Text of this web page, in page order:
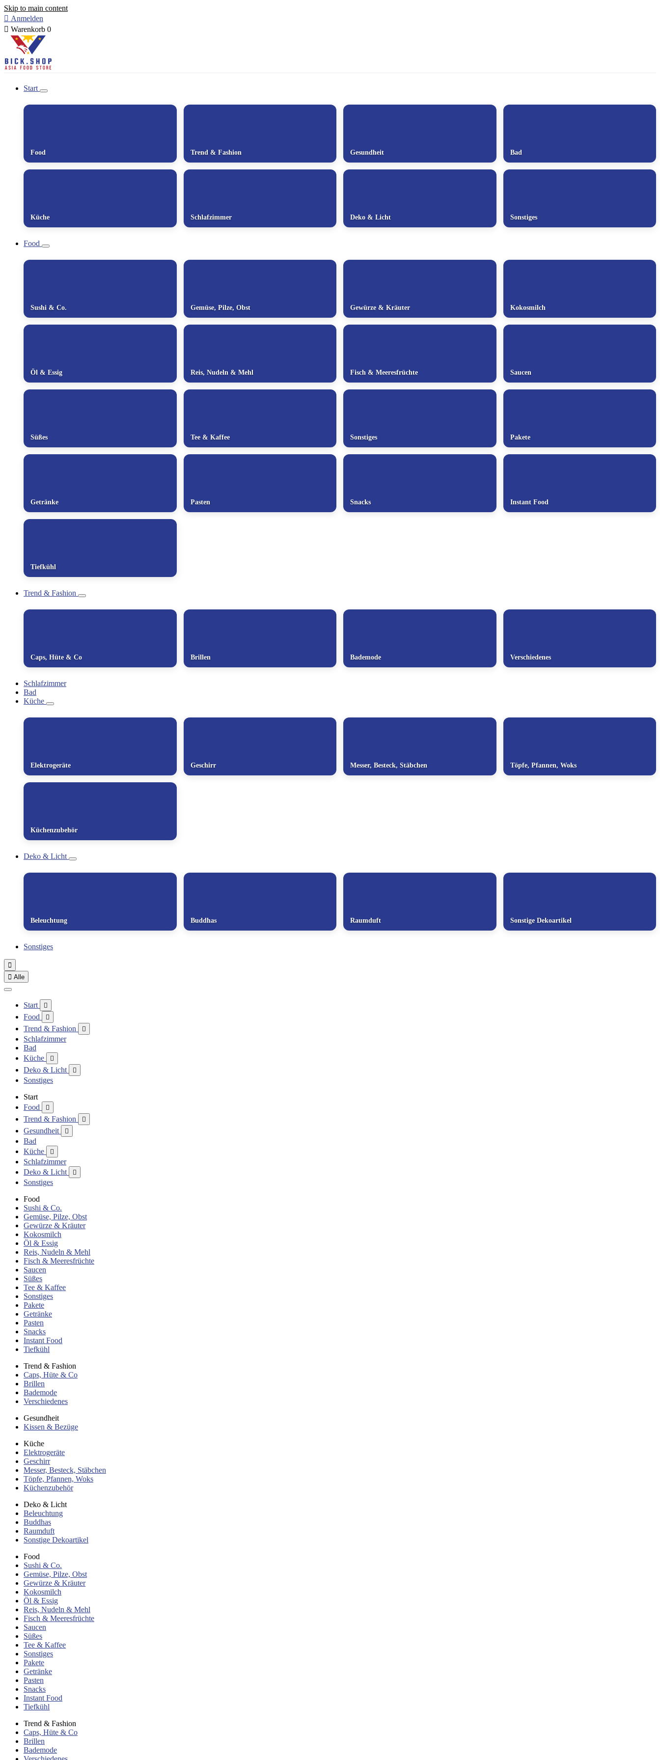
Skip to main content
 Anmelden
 Warenkorb 0
Start
Food Trend & Fashion Gesundheit Bad
Küche Schlafzimmer Deko & Licht Sonstiges
Food
Sushi & Co. Gemüse, Pilze, Obst Gewürze & Kräuter Kokosmilch
Öl & Essig Reis, Nudeln & Mehl Fisch & Meeresfrüchte Saucen
Süßes Tee & Kaffee Sonstiges Pakete
Getränke Pasten Snacks Instant Food
Tiefkühl
Trend & Fashion
Caps, Hüte & Co Brillen Bademode Verschiedenes
Schlafzimmer
Bad
Küche
Elektrogeräte Geschirr Messer, Besteck, Stäbchen Töpfe, Pfannen, Woks
Küchenzubehör
Deko & Licht
Beleuchtung Buddhas Raumduft Sonstige Dekoartikel
Sonstiges

 Alle
Start 
Food 
Trend & Fashion 
Schlafzimmer
Bad
Küche

Deko & Licht 
Sonstiges
Start
Food

Trend & Fashion 
Gesundheit 
Bad
Küche

Schlafzimmer
Deko & Licht

Sonstiges
Food
Sushi & Co.
Gemüse, Pilze, Obst
Gewürze & Kräuter
Kokosmilch
Öl & Essig
Reis, Nudeln & Mehl
Fisch & Meeresfrüchte
Saucen
Süßes
Tee & Kaffee
Sonstiges
Pakete
Getränke
Pasten
Snacks
Instant Food
Tiefkühl
Trend & Fashion
Caps, Hüte & Co
Brillen
Bademode
Verschiedenes
Gesundheit
Kissen & Bezüge
Küche
Elektrogeräte
Geschirr
Messer, Besteck, Stäbchen
Töpfe, Pfannen, Woks
Küchenzubehör
Deko & Licht
Beleuchtung
Buddhas
Raumduft
Sonstige Dekoartikel
Food
Sushi & Co.
Gemüse, Pilze, Obst
Gewürze & Kräuter
Kokosmilch
Öl & Essig
Reis, Nudeln & Mehl
Fisch & Meeresfrüchte
Saucen
Süßes
Tee & Kaffee
Sonstiges
Pakete
Getränke
Pasten
Snacks
Instant Food
Tiefkühl
Trend & Fashion
Caps, Hüte & Co
Brillen
Bademode